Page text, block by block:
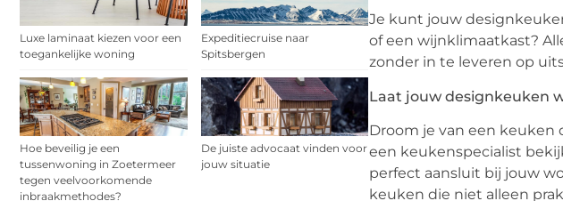
Luxe laminaat kiezen voor een
toegankelijke woning
Expeditiecruise naar
Spitsbergen
Hoe beveilig je een
tussenwoning in Zoetermeer
tegen veelvoorkomende
inbraakmethodes?
De juiste advocaat vinden voor
jouw situatie
Je kunt jouw
of een wijnklimaatkast?
zonder in te leveren op
Laat jouw designkeuken
Droom je van een keuken
een keukenspecialist
perfect aansluit bij jouw
keuken die niet alleen